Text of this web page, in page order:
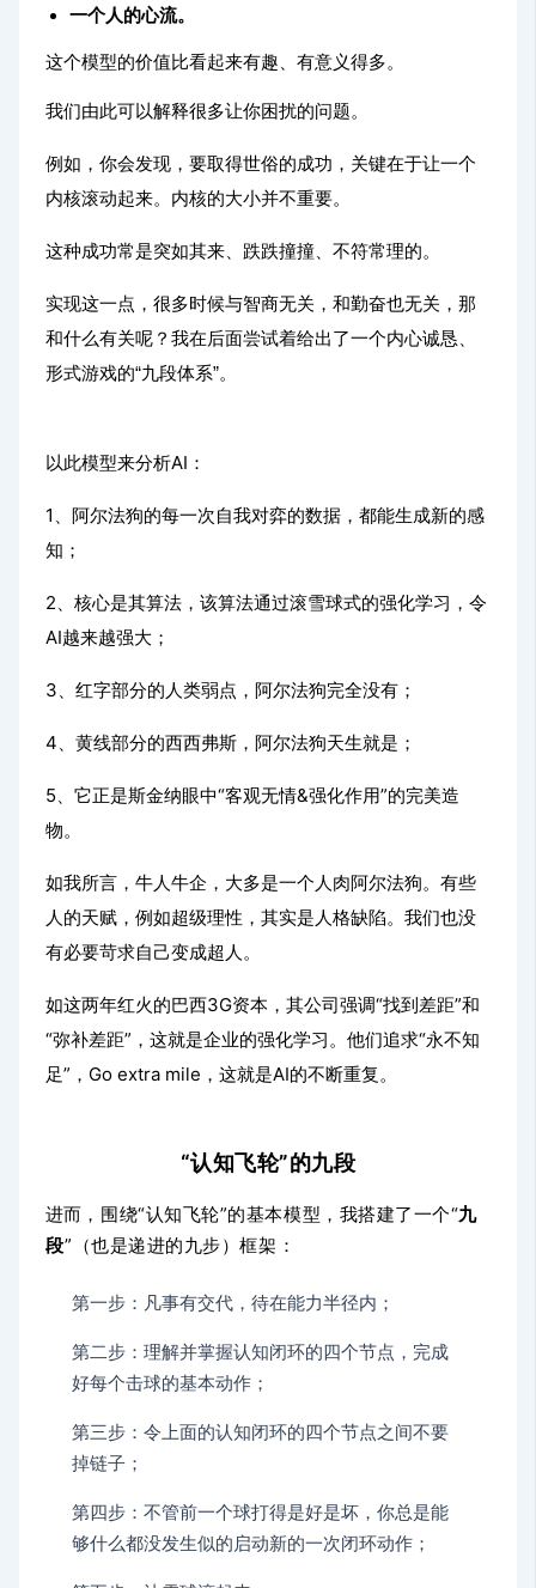
一个人的心流。
这个模型的价值比看起来有趣、有意义得多。
我们由此可以解释很多让你困扰的问题。
例如，你会发现，要取得世俗的成功，关键在于让一个
内核滚动起来。内核的大小并不重要。
这种成功常是突如其来、跌跌撞撞、不符常理的。
实现这一点，很多时候与智商无关，和勤奋也无关，那
和什么有关呢？我在后面尝试着给出了一个内心诚恳、
形式游戏的“九段体系”。
以此模型来分析AI：
1、阿尔法狗的每一次自我对弈的数据，都能生成新的感
知；
2、核心是其算法，该算法通过滚雪球式的强化学习，令
AI越来越强大；
3、红字部分的人类弱点，阿尔法狗完全没有；
4、黄线部分的西西弗斯，阿尔法狗天生就是；
5、它正是斯金纳眼中“客观无情&强化作用”的完美造
物。
如我所言，牛人牛企，大多是一个人肉阿尔法狗。有些
人的天赋，例如超级理性，其实是人格缺陷。我们也没
有必要苛求自己变成超人。
如这两年红火的巴西3G资本，其公司强调“找到差距”和
“弥补差距”，这就是企业的强化学习。他们追求“永不知
足”，Go extra mile，这就是AI的不断重复。
“认知飞轮”的九段
进而 ，围绕“认知飞轮”的基本模型，我搭建了一个“九
段”（也是递进的九步）框架：
第一步：凡事有交代，待在能力半径内；
第二步：理解并掌握认知闭环的四个节点，完成
好每个击球的基本动作；
第三步：令上面的认知闭环的四个节点之间不要
掉链子；
第四步：不管前一个球打得是好是坏，你总是能
够什么都没发生似的启动新的一次闭环动作；